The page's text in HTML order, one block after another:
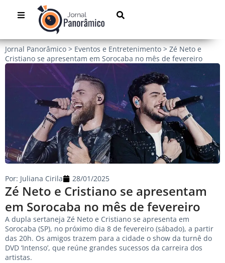
Jornal Panorâmico > Eventos e Entretenimento > Zé Neto e
Cristiano se apresentam em Sorocaba no mês de fevereiro
Zé Neto e Cristiano se apresentam
em Sorocaba no mês de fevereiro
Por: Juliana Cirila 28/01/2025
A dupla sertaneja Zé Neto e Cristiano se apresenta em
Sorocaba (SP), no próximo dia 8 de fevereiro (sábado), a partir
das 20h. Os amigos trazem para a cidade o show da turnê do
DVD ‘Intenso’, que reúne grandes sucessos da carreira dos
artistas.